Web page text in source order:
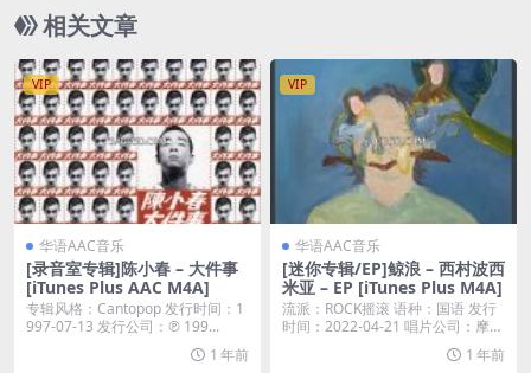
相关文章
VIP
华语AAC音乐
[录音室专辑]陈小春 – 大件事
[iTunes Plus AAC M4A]
专辑风格：Cantopop 发行时间：1
997-07-13 发行公司：℗ 199...
1 年前
VIP
华语AAC音乐
[迷你专辑/EP]鲸浪 – 西村波西
米亚 – EP [iTunes Plus M4A]
流派：ROCK摇滚 语种：国语 发行
时间：2022-04-21 唱片公司：摩登
1 年前